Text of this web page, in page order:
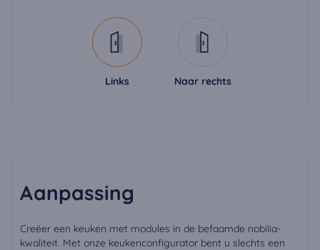
Links Naar rechts
Aanpassing
Creëer een keuken met modules in de befaamde nobilia-
kwaliteit. Met onze keukenconfigurator bent u slechts een